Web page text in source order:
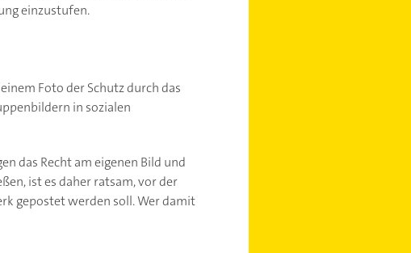
einzustufen.
Foto der Schutz durch das
in sozialen
das Recht am eigenen Bild und
ist es daher ratsam, vor der
gepostet werden soll. Wer damit